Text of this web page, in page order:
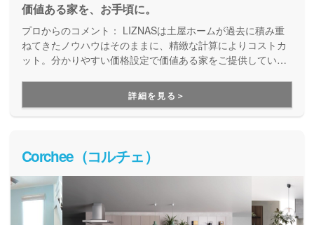
価値ある家を、お手頃に。
プロからのコメント：
ねてきたノウハウはそのままに、精緻な計算によりコストカ
ット。分かりやすい価格設定で価値ある家をご提供していま
はぴったりの建築会社です。詳細を見る＞
Corchee（コルチェ）